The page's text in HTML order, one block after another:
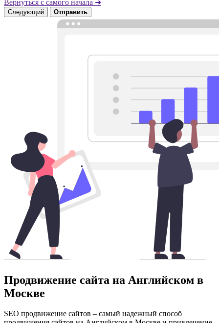
Вернуться с самого начала ➜
Следующий Отправить
Продвижение сайта на Английском в
Москве
SEO продвижение сайтов – самый надежный способ